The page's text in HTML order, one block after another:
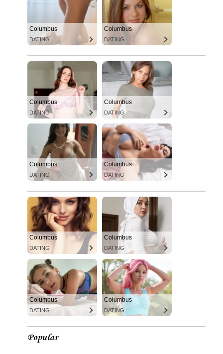
Columbus
DATING
Columbus
DATING
Columbus
DATING
Columbus
DATING
Columbus
DATING
Columbus
DATING
Columbus
DATING
Columbus
DATING
Columbus
DATING
Columbus
DATING
Popular